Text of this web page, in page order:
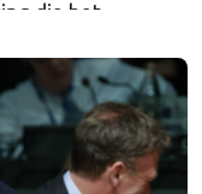
die het